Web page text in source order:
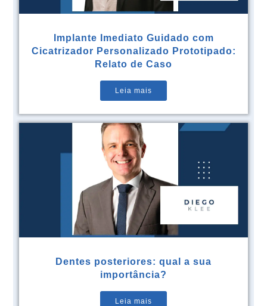
Implante Imediato Guidado com
Cicatrizador Personalizado Prototipado:
Relato de Caso
Leia mais
Dentes posteriores: qual a sua
importância?
Leia mais